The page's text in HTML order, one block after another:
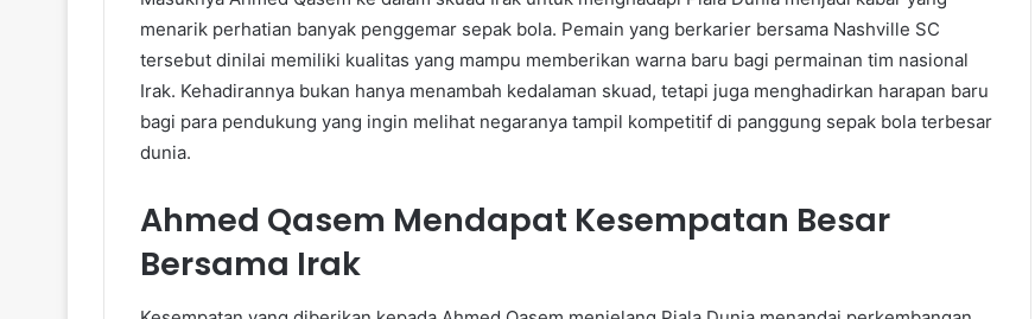
menarik perhatian banyak penggemar sepak bola. Pemain yang berkarier bersama Nashville SC
tersebut dinilai memiliki kualitas yang mampu memberikan warna baru bagi permainan tim nasional
Irak. Kehadirannya bukan hanya menambah kedalaman skuad, tetapi juga menghadirkan harapan baru
bagi para pendukung yang ingin melihat negaranya tampil kompetitif di panggung sepak bola terbesar
dunia.
Ahmed Qasem Mendapat Kesempatan Besar
Bersama Irak